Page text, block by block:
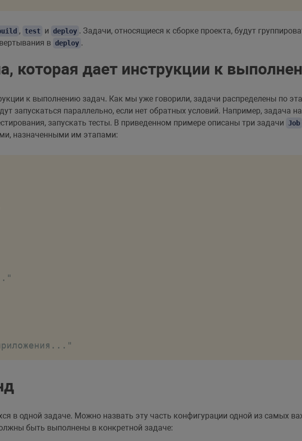
, test и deploy . Задачи, относящиеся к сборке проекта, будут
в deploy .
которая дает инструкции к
к выполнению задач. Как мы уже говорили, задачи распределены по
запускаться параллельно, если нет обратных условий. Например, задача
запускать тесты. В приведенном примере описаны три задачи
Job
назначенными им этапами:
в одной задаче. Можно назвать эту часть конфигурации одной из самых
быть выполнены в конкретной задаче: